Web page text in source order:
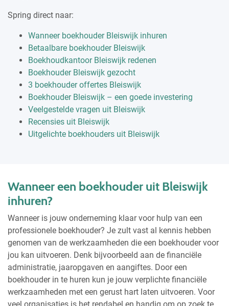
Spring direct naar:
Wanneer boekhouder Bleiswijk inhuren
Betaalbare boekhouder Bleiswijk
Boekhoudkantoor Bleiswijk redenen
Boekhouder Bleiswijk gezocht
3 boekhouder offertes Bleiswijk
Boekhouder Bleiswijk – een goede investering
Veelgestelde vragen uit Bleiswijk
Recensies uit Bleiswijk
Uitgelichte boekhouders uit Bleiswijk
Wanneer een boekhouder uit Bleiswijk
inhuren?
Wanneer is jouw onderneming klaar voor hulp van een
professionele boekhouder? Je zult vast al kennis hebben
genomen van de werkzaamheden die een boekhouder voor
jou kan uitvoeren. Denk bijvoorbeeld aan de financiële
administratie, jaaropgaven en aangiftes. Door een
boekhouder in te huren kun je jouw verplichte financiële
werkzaamheden met een gerust hart laten uitvoeren. Voor